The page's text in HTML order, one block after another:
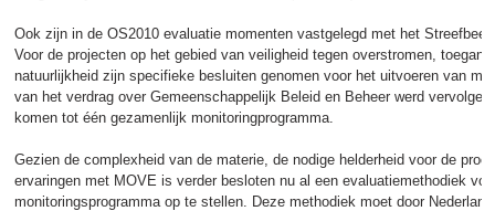
Ook zijn in de OS2010 evaluatie momenten vastgelegd met het
Voor de projecten op het gebied van veiligheid tegen overstromen,
natuurlijkheid zijn specifieke besluiten genomen voor het uitvoeren van
van het verdrag over Gemeenschappelijk Beleid en Beheer werd
komen tot één gezamenlijk monitoringprogramma.
Gezien de complexheid van de materie, de nodige helderheid voor de
ervaringen met MOVE is verder besloten nu al een evaluatiemethodiek
monitoringsprogramma op te stellen. Deze methodiek moet door